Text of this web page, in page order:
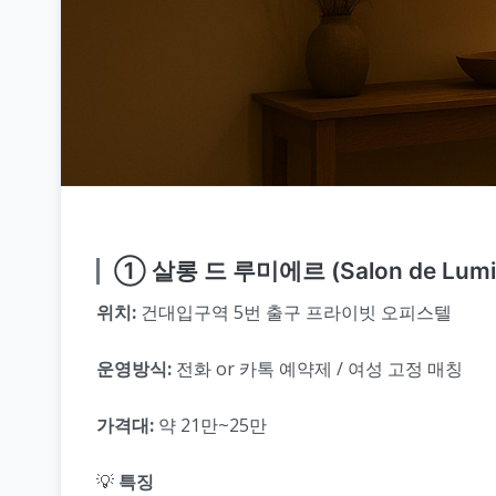
① 살롱 드 루미에르 (Salon de
위치: 건대입구역 5번 출구 프라이빗 오피스텔
운영방식: 전화 or 카톡 예약제 / 여성 고정 매칭
가격대: 약 21만~25만
💡 특징